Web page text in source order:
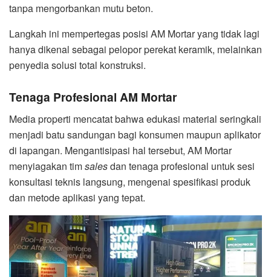
tanpa mengorbankan mutu beton.
Langkah ini mempertegas posisi AM Mortar yang tidak lagi
hanya dikenal sebagai pelopor perekat keramik, melainkan
penyedia solusi total konstruksi.
Tenaga Profesional AM Mortar
Media properti mencatat bahwa edukasi material seringkali
menjadi batu sandungan bagi konsumen maupun aplikator
di lapangan. Mengantisipasi hal tersebut, AM Mortar
menyiagakan timsalesdan tenaga profesional untuk sesi
konsultasi teknis langsung, mengenai spesifikasi produk
dan metode aplikasi yang tepat.